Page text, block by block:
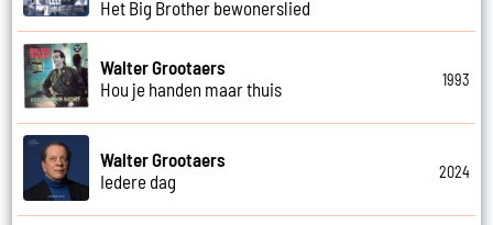
Het Big Brother bewonerslied
Walter Grootaers
Hou je handen maar thuis
1993
Walter Grootaers
Iedere dag
2024